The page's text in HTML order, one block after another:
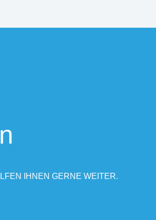
IHNEN GERNE WEITER.